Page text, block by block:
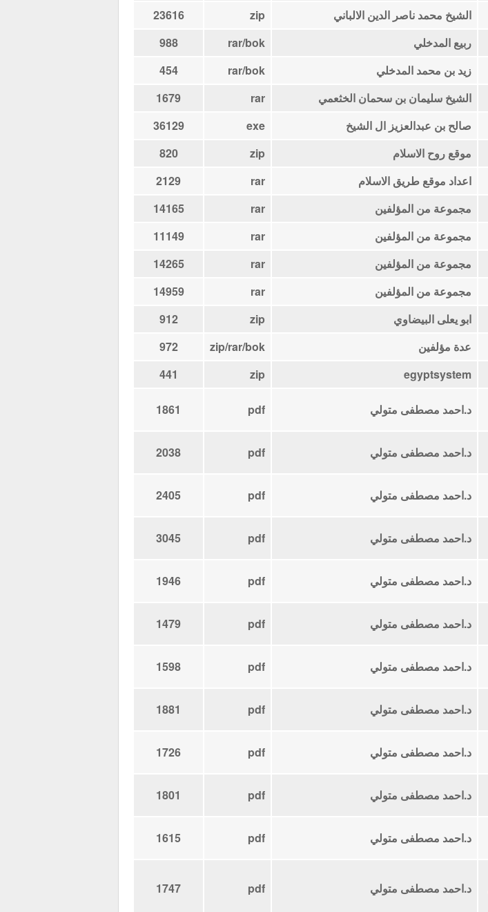
الشيخ محمد ناصر الدين الالباني zip
23616
ربيع المدخلي rar/bok
988
زيد بن محمد المدخلي rar/bok
454
الشيخ سليمان بن سحمان الخثعمي rar
1679
صالح بن عبدالعزيز ال الشيخ exe
36129
موقع روح الاسلام zip
820
اعداد موقع طريق الاسلام rar
2129
مجموعة من المؤلفين rar
14165
مجموعة من المؤلفين rar
11149
مجموعة من المؤلفين rar
14265
مجموعة من المؤلفين rar
14959
ابو يعلى البيضاوي zip
912
عدة مؤلفين zip/rar/bok
972
egyptsystem
zip
441
د.احمد مصطفى متولي pdf
1861
د.احمد مصطفى متولي pdf
2038
د.احمد مصطفى متولي pdf
2405
د.احمد مصطفى متولي pdf
3045
د.احمد مصطفى متولي pdf
1946
د.احمد مصطفى متولي pdf
1479
د.احمد مصطفى متولي pdf
1598
د.احمد مصطفى متولي pdf
1881
د.احمد مصطفى متولي pdf
1726
د.احمد مصطفى متولي pdf
1801
د.احمد مصطفى متولي pdf
1615
د.احمد مصطفى متولي pdf
1747